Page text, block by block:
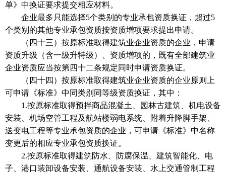
单》中换证要求提交相应材料。
企业最多只能选择5个类别的专业承包资质换证，超过5
个类别的其他专业承包资质按资质增项要求提出申请。
（四十三）按原标准取得建筑业企业资质的企业，申请
资质升级（含一级升特级）、资质增项的，既有全部建筑业
企业资质应当按第四十二条规定同时申请资质换证。
（四十四）按原标准取得建筑业企业资质的企业原则上
可申请《标准》中同类别同等级资质换证，其中：
1.按原标准取得预拌商品混凝土、园林古建筑、机电设备
安装、机场空管工程及航站楼弱电系统、附着升降脚手架、
送变电工程等专业承包资质的企业，可申请《标准》中名称
变更后的相应专业承包资质换证。
2.按原标准取得建筑防水、防腐保温、建筑智能化、电
子、港口装卸设备安装、通航设备安装、水上交通管制工程